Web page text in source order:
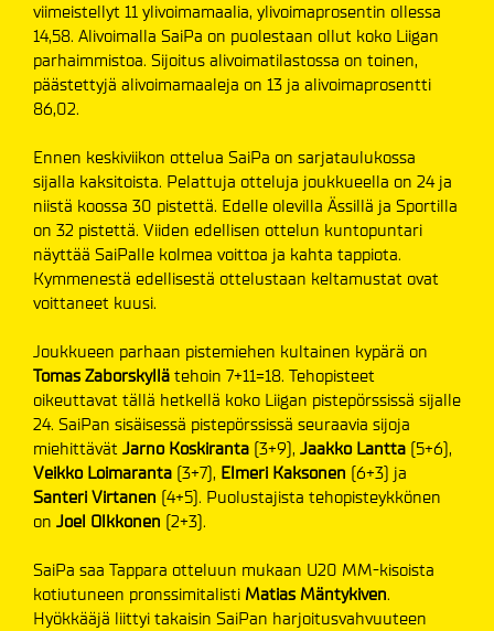
viimeistellyt 11 ylivoimamaalia, ylivoimaprosentin ollessa
14,58. Alivoimalla SaiPa on puolestaan ollut koko Liigan
parhaimmistoa. Sijoitus alivoimatilastossa on toinen,
päästettyjä alivoimamaaleja on 13 ja alivoimaprosentti
86,02.
Ennen keskiviikon ottelua SaiPa on sarjataulukossa
sijalla kaksitoista. Pelattuja otteluja joukkueella on 24 ja
niistä koossa 30 pistettä. Edelle olevilla Ässillä ja Sportilla
on 32 pistettä. Viiden edellisen ottelun kuntopuntari
näyttää SaiPalle kolmea voittoa ja kahta tappiota.
Kymmenestä edellisestä ottelustaan keltamustat ovat
voittaneet kuusi.
Joukkueen parhaan pistemiehen kultainen kypärä on
Tomas Zaborskyllä tehoin 7+11=18. Tehopisteet
oikeuttavat tällä hetkellä koko Liigan pistepörssissä sijalle
24. SaiPan sisäisessä pistepörssissä seuraavia sijoja
miehittävät Jarno Koskiranta (3+9), Jaakko Lantta (5+6),
Veikko Loimaranta (3+7), Elmeri Kaksonen (6+3) ja
Santeri Virtanen (4+5). Puolustajista tehopisteykkönen
on Joel Olkkonen (2+3).
SaiPa saa Tappara otteluun mukaan U20 MM-kisoista
kotiutuneen pronssimitalisti Matias Mäntykiven.
Hyökkääjä liittyi takaisin SaiPan harjoitusvahvuuteen